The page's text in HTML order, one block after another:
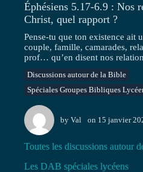
Éphésiens 5.17-6.9 : Nos
Christ, quel rapport ?
Discussions autour de la Bible
Spéciales Groupes Bibliques
Pense-tu que ton existence ait
couple, famille, camarades,
prof… qu’en disent nos
by Val on 15 janvier
Toutes les discussions autour
Les DAB spéciales lycéens